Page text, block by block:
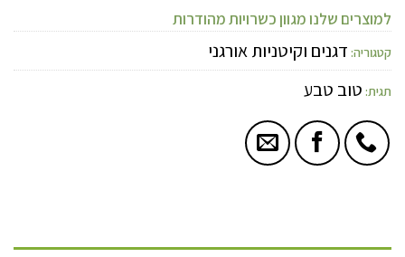
למוצרים שלנו מגוון כשרויות מהודרות
קטגוריה: דגנים וקיטניות אורגני
תגית: טוב טבע